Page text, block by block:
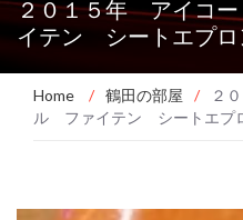
２０１５年 アイコ
イテン シートエプロ
Home / 鶴田の部屋 /
２
ル ファイテン シートエプ